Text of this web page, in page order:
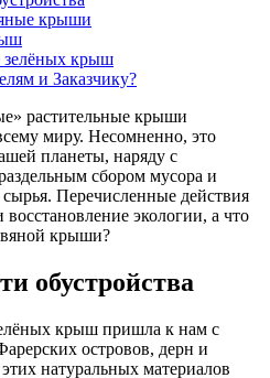
крыши
зелёных крыш
и Заказчику?
растительные крыши
миру. Несомненно, это
планеты, наряду с
сбором мусора и
Перечисленные действия
экологии, а что
крыши?
обустройства
крыш пришла к нам с
островов, дерн и
натуральных материалов